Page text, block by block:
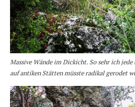
Massive Wände im Dickicht. So sehr ich
auf antiken Stätten müsste radikal gerodet